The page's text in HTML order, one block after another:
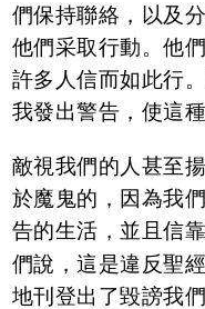
們保持聯絡，以及
他們采取行動。他
許多人信而如此行
我發出警告，使這
敵視我們的人甚至
於魔鬼的，因為我
告的生活，並且信
們說，這是違反聖
地刊登出了毀謗我